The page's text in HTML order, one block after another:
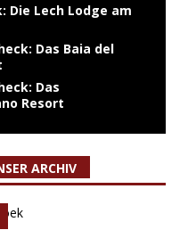
Die Lech Lodge am
Das Baia del
Das
Resort
ARCHIV